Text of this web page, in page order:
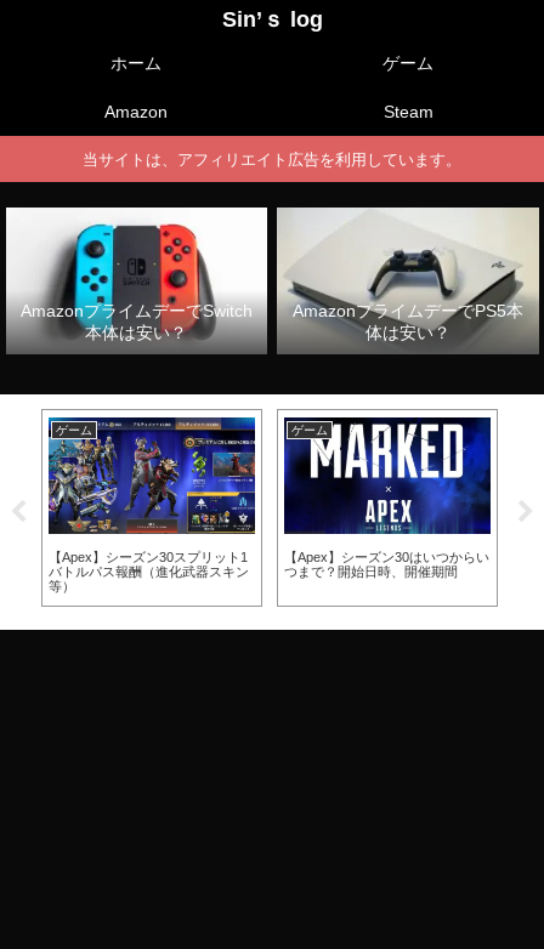
Sin’ｓ log
ホーム ゲーム
Amazon Steam
当サイトは、アフィリエイト広告を利用しています。
AmazonプライムデーでSwitch
本体は安い？
AmazonプライムデーでPS5本
体は安い？
ゲーム
【Apex】シーズン30スプリット1
バトルパス報酬（進化武器スキン
等）
ゲーム
【Apex】シーズン30はいつからい
つまで？開始日時、開催期間